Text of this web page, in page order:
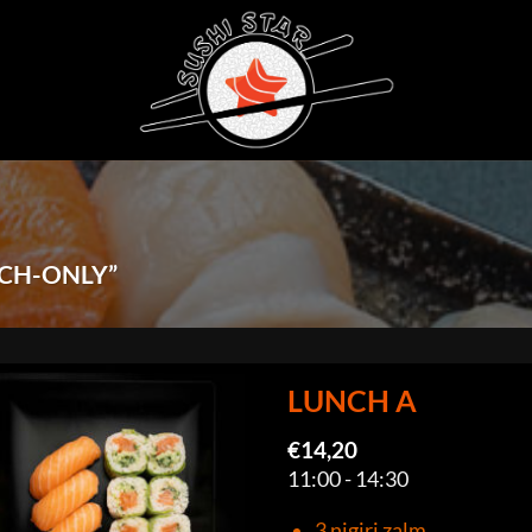
ONLY”
LUNCH A
€14,20
11:00 - 14:30